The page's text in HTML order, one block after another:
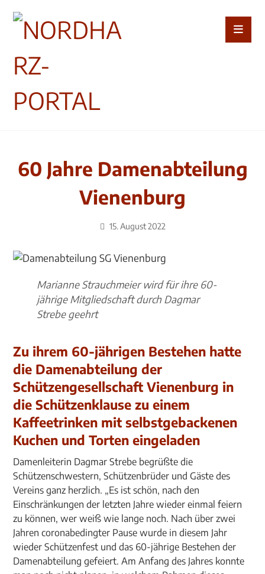
60 Jahre Damenabteilung
Vienenburg
15. August 2022
Marianne Strauchmeier wird für ihre 60-
jährige Mitgliedschaft durch Dagmar
Strebe geehrt
Zu ihrem 60-jährigen Bestehen hatte
die Damenabteilung der
Schützengesellschaft Vienenburg in
die Schützenklause zu einem
Kaffeetrinken mit selbstgebackenen
Kuchen und Torten eingeladen
Damenleiterin Dagmar Strebe begrüßte die
Schützenschwestern, Schützenbrüder und Gäste des
Vereins ganz herzlich. „Es ist schön, nach den
Einschränkungen der letzten Jahre wieder einmal feiern
zu können, wer weiß wie lange noch. Nach über zwei
Jahren coronabedingter Pause wurde in diesem Jahr
wieder Schützenfest und das 60-jährige Bestehen der
Damenabteilung gefeiert. Am Anfang des Jahres konnte